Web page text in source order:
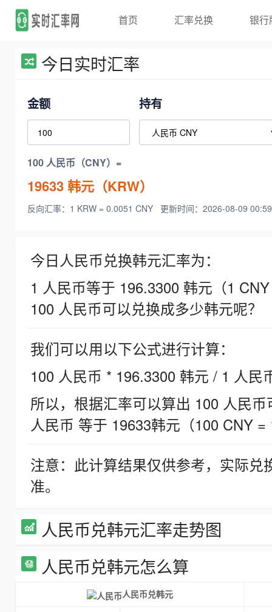
首页 汇率兑换 银行
今日实时汇率
金额 持有
100 人民币（CNY）=
19633韩元（KRW）
反向汇率：1 KRW = 0.0051 CNY 更新时间：2026-08-09
今日人民币兑换韩元汇率为：
1 人民币等于 196.3300 韩元（1
100 人民币可以兑换成多少韩元呢？
我们可以用以下公式进行计算：
100 人民币 * 196.3300 韩元 / 1 人民
所以，根据汇率可以算出 100 人民
人民币 等于 19633韩元（100 CNY =
注意：此计算结果仅供参考，实际
准。
人民币兑韩元汇率走势图
人民币兑韩元怎么算
人民币兑韩元